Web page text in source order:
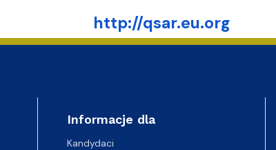
http://qsar.eu.org
Informacje dla
Kandydaci